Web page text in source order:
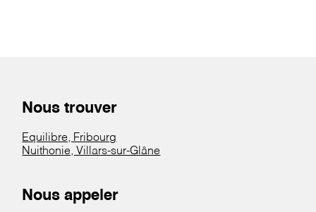
Nous trouver
Equilibre, Fribourg
Nuithonie, Villars-sur-Glâne
Nous appeler